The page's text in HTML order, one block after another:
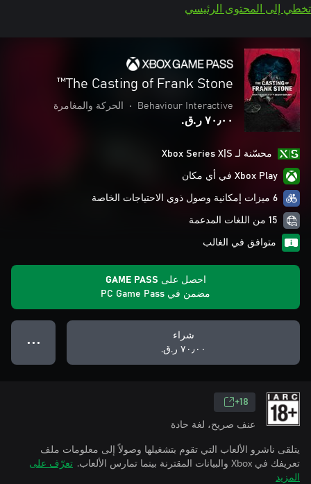
تخطي إلى المحتوى الرئيسي
The Casting of Frank Stone™
Behaviour Interactive
• الحركة والمغامرة
٧٠٫٠٠ ر.ق.‏
محسّنة لـ Xbox Series X|S
Xbox Play في أي مكان
6 ميزات إمكانية وصول ذوي الاحتياجات الخاصة
15 من اللغات المدعمة
متوافق في الغالب
احصل على GAME PASS
مضمن في PC Game Pass
شراء
٧٠٫٠٠ ر.ق.‏
● ● ●
18+
عنف صريح، لغة حادة
يتلقى ناشرو الألعاب التي تقوم بتشغيلها وصولاً إلى معلومات ملف
تعريفك في Xbox والبيانات المقترنة بينما تمارس الألعاب.
تعرّف على
المزيد